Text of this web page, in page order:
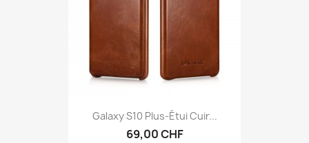
Galaxy S10 Plus-Étui Cuir...
69,00 CHF